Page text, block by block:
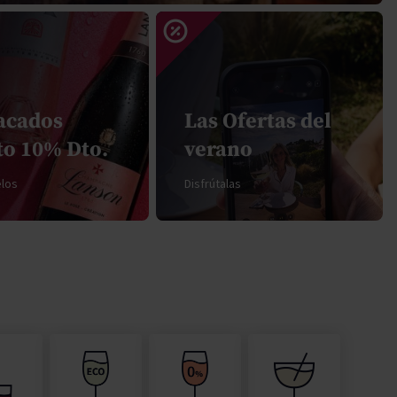
Pascal Jolivet
Vega Sicilia
10% Dto.
Las Ofertas del
verano
Disfrútalas